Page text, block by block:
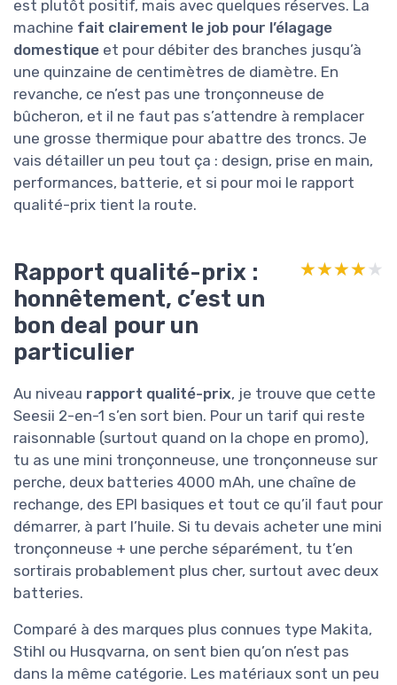
est plutôt positif, mais avec quelques réserves. La
machine fait clairement le job pour l’élagage
domestique et pour débiter des branches jusqu’à
une quinzaine de centimètres de diamètre. En
revanche, ce n’est pas une tronçonneuse de
bûcheron, et il ne faut pas s’attendre à remplacer
une grosse thermique pour abattre des troncs. Je
vais détailler un peu tout ça : design, prise en main,
performances, batterie, et si pour moi le rapport
qualité-prix tient la route.
Rapport qualité-prix :
honnêtement, c’est un
bon deal pour un
particulier
★★★★★
★★★★★
Au niveau rapport qualité-prix, je trouve que cette
Seesii 2-en-1 s’en sort bien. Pour un tarif qui reste
raisonnable (surtout quand on la chope en promo),
tu as une mini tronçonneuse, une tronçonneuse sur
perche, deux batteries 4000 mAh, une chaîne de
rechange, des EPI basiques et tout ce qu’il faut pour
démarrer, à part l’huile. Si tu devais acheter une mini
tronçonneuse + une perche séparément, tu t’en
sortirais probablement plus cher, surtout avec deux
batteries.
Comparé à des marques plus connues type Makita,
Stihl ou Husqvarna, on sent bien qu’on n’est pas
dans la même catégorie. Les matériaux sont un peu